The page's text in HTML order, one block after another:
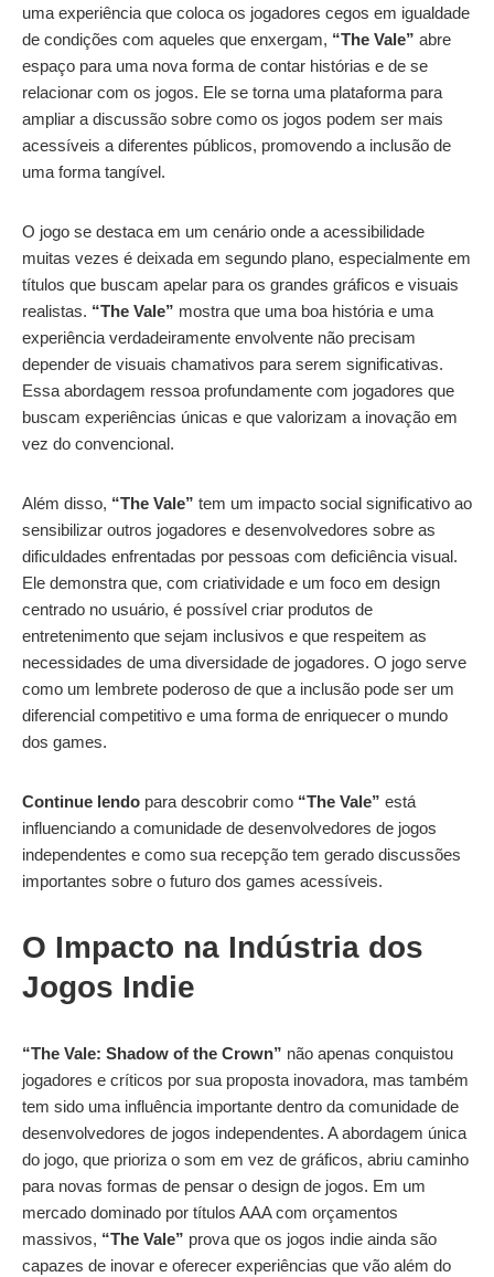
uma experiência que coloca os jogadores cegos em igualdade
de condições com aqueles que enxergam, “The Vale” abre
espaço para uma nova forma de contar histórias e de se
relacionar com os jogos. Ele se torna uma plataforma para
ampliar a discussão sobre como os jogos podem ser mais
acessíveis a diferentes públicos, promovendo a inclusão de
uma forma tangível.
O jogo se destaca em um cenário onde a acessibilidade
muitas vezes é deixada em segundo plano, especialmente em
títulos que buscam apelar para os grandes gráficos e visuais
realistas. “The Vale” mostra que uma boa história e uma
experiência verdadeiramente envolvente não precisam
depender de visuais chamativos para serem significativas.
Essa abordagem ressoa profundamente com jogadores que
buscam experiências únicas e que valorizam a inovação em
vez do convencional.
Além disso, “The Vale” tem um impacto social significativo ao
sensibilizar outros jogadores e desenvolvedores sobre as
dificuldades enfrentadas por pessoas com deficiência visual.
Ele demonstra que, com criatividade e um foco em design
centrado no usuário, é possível criar produtos de
entretenimento que sejam inclusivos e que respeitem as
necessidades de uma diversidade de jogadores. O jogo serve
como um lembrete poderoso de que a inclusão pode ser um
diferencial competitivo e uma forma de enriquecer o mundo
dos games.
Continue lendo para descobrir como “The Vale” está
influenciando a comunidade de desenvolvedores de jogos
independentes e como sua recepção tem gerado discussões
importantes sobre o futuro dos games acessíveis.
O Impacto na Indústria dos
Jogos Indie
“The Vale: Shadow of the Crown” não apenas conquistou
jogadores e críticos por sua proposta inovadora, mas também
tem sido uma influência importante dentro da comunidade de
desenvolvedores de jogos independentes. A abordagem única
do jogo, que prioriza o som em vez de gráficos, abriu caminho
para novas formas de pensar o design de jogos. Em um
mercado dominado por títulos AAA com orçamentos
massivos, “The Vale” prova que os jogos indie ainda são
capazes de inovar e oferecer experiências que vão além do